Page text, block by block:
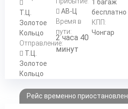
Т.Ц.
Золотое
Кольцо
Отправление:
Т.Ц.
Золотое
Кольцо
АВ-Ц
Время в
пути:
2 часа 40
минут
1 багаж
бесплатно
КПП:
Чонгар
Рейс временно приостановлен